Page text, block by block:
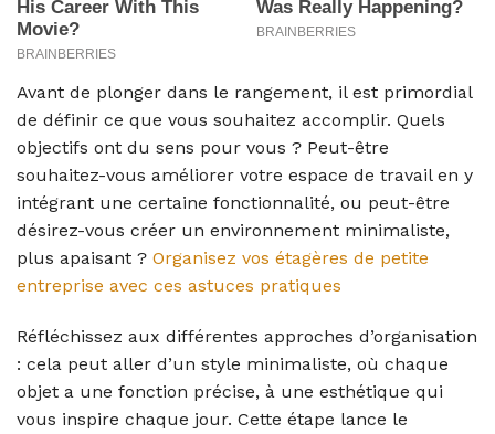
Avant de plonger dans le rangement, il est primordial
de définir ce que vous souhaitez accomplir. Quels
objectifs ont du sens pour vous ? Peut-être
souhaitez-vous améliorer votre espace de travail en y
intégrant une certaine fonctionnalité, ou peut-être
désirez-vous créer un environnement minimaliste,
plus apaisant ? Organisez vos étagères de petite
entreprise avec ces astuces pratiques
Réfléchissez aux différentes approches d’organisation
: cela peut aller d’un style minimaliste, où chaque
objet a une fonction précise, à une esthétique qui
vous inspire chaque jour. Cette étape lance le